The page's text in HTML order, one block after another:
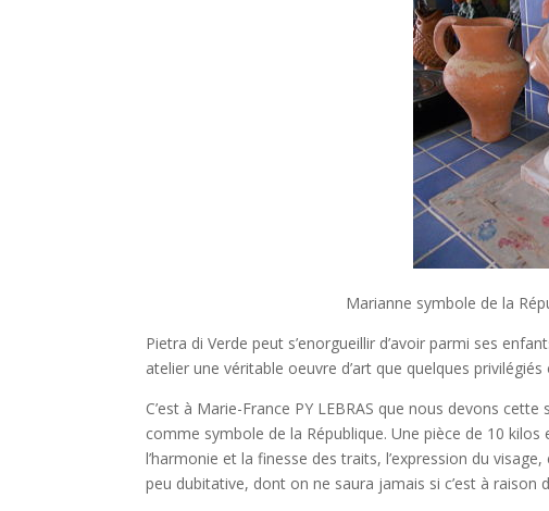
Marianne symbole de la
Pietra di Verde peut s’enorgueillir d’avoir parmi ses
atelier une véritable oeuvre d’art que quelques
C’est à Marie-France PY LEBRAS que nous devons
comme symbole de la République. Une pièce de 10
l’harmonie et la finesse des traits, l’expression du
peu dubitative, dont on ne saura jamais si c’est à raison